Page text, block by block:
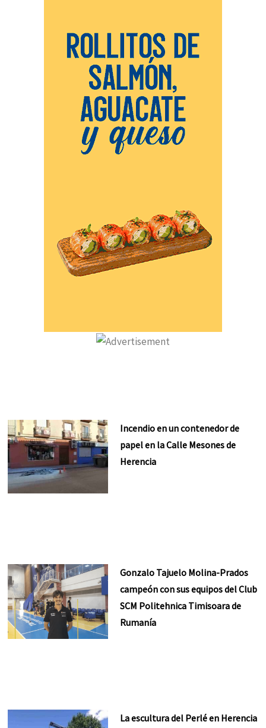
Incendio en un contenedor de
papel en la Calle Mesones de
Herencia
Gonzalo Tajuelo Molina-Prados
campeón con sus equipos del Club
SCM Politehnica Timisoara de
Rumanía
La escultura del Perlé en Herencia